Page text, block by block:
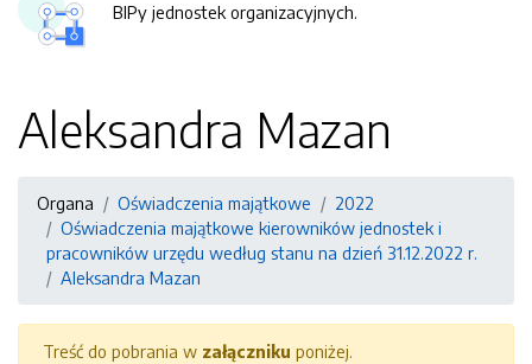
BIPy jednostek organizacyjnych.
Aleksandra Mazan
Organa Oświadczenia majątkowe
2022
Oświadczenia majątkowe kierowników jednostek i
pracowników urzędu według stanu na dzień 31.12.2022 r.
Aleksandra Mazan
Treść do pobrania w załączniku poniżej.